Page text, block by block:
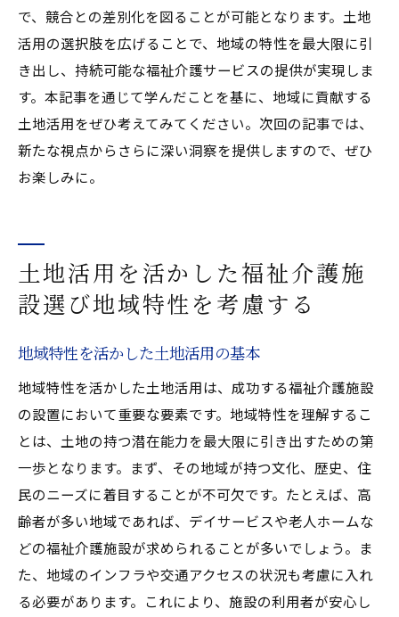
で、競合との差別化を図ることが可能となります。土地
活用の選択肢を広げることで、地域の特性を最大限に引
き出し、持続可能な福祉介護サービスの提供が実現しま
す。本記事を通じて学んだことを基に、地域に貢献する
土地活用をぜひ考えてみてください。次回の記事では、
新たな視点からさらに深い洞察を提供しますので、ぜひ
お楽しみに。
土地活用を活かした福祉介護施
設選び地域特性を考慮する
地域特性を活かした土地活用の基本
地域特性を活かした土地活用は、成功する福祉介護施設
の設置において重要な要素です。地域特性を理解するこ
とは、土地の持つ潜在能力を最大限に引き出すための第
一歩となります。まず、その地域が持つ文化、歴史、住
民のニーズに着目することが不可欠です。たとえば、高
齢者が多い地域であれば、デイサービスや老人ホームな
どの福祉介護施設が求められることが多いでしょう。ま
た、地域のインフラや交通アクセスの状況も考慮に入れ
る必要があります。これにより、施設の利用者が安心し